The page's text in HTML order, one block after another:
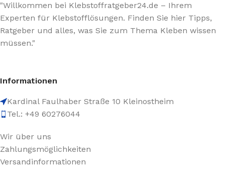
"Willkommen bei Klebstoffratgeber24.de – Ihrem
Experten für Klebstofflösungen. Finden Sie hier Tipps,
Ratgeber und alles, was Sie zum Thema Kleben wissen
müssen."
Informationen
Kardinal Faulhaber Straße 10 Kleinostheim
Tel.: +49 60276044
Wir über uns
Zahlungsmöglichkeiten
Versandinformationen